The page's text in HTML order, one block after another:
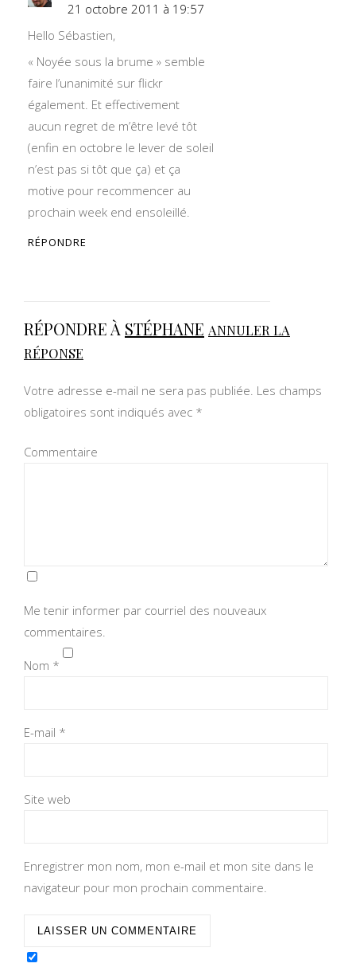
21 octobre 2011 à 19:57
Hello Sébastien,
« Noyée sous la brume » semble
faire l’unanimité sur flickr
également. Et effectivement
aucun regret de m’être levé tôt
(enfin en octobre le lever de soleil
n’est pas si tôt que ça) et ça
motive pour recommencer au
prochain week end ensoleillé.
RÉPONDRE
RÉPONDRE À STÉPHANE ANNULER LA
RÉPONSE
Votre adresse e-mail ne sera pas publiée. Les champs
obligatoires sont indiqués avec *
Commentaire
Me tenir informer par courriel des nouveaux
commentaires.
Nom *
E-mail *
Site web
Enregistrer mon nom, mon e-mail et mon site dans le
navigateur pour mon prochain commentaire.